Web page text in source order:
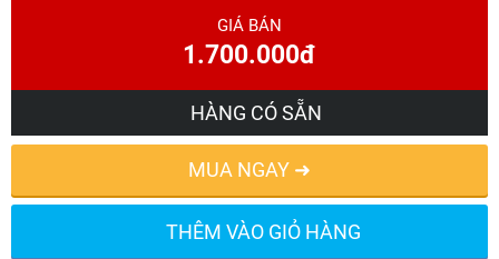
GIÁ BÁN
1.700.000đ
HÀNG CÓ SẴN
MUA NGAY ➜
THÊM VÀO GIỎ HÀNG